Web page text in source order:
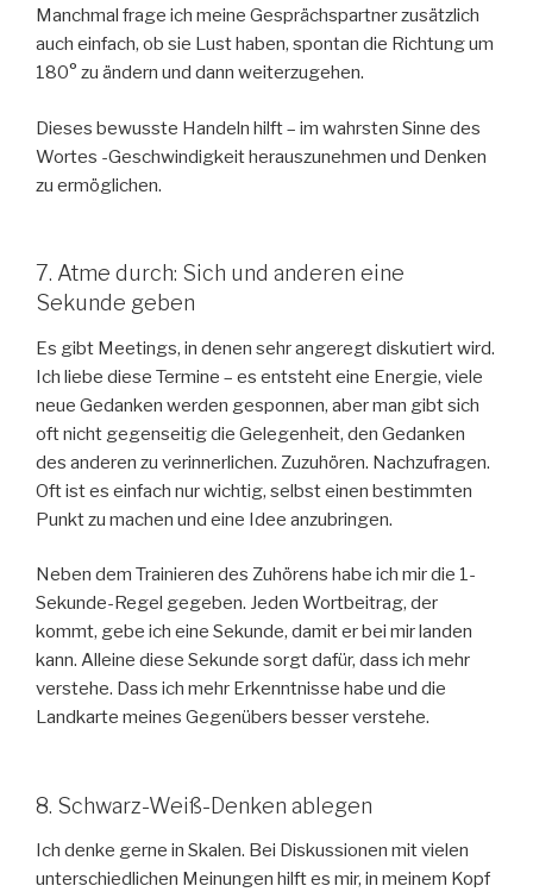
Manchmal frage ich meine Gesprächspartner zusätzlich
auch einfach, ob sie Lust haben, spontan die Richtung um
180° zu ändern und dann weiterzugehen.
Dieses bewusste Handeln hilft – im wahrsten Sinne des
Wortes -Geschwindigkeit herauszunehmen und Denken
zu ermöglichen.
7. Atme durch: Sich und anderen eine
Sekunde geben
Es gibt Meetings, in denen sehr angeregt diskutiert wird.
Ich liebe diese Termine – es entsteht eine Energie, viele
neue Gedanken werden gesponnen, aber man gibt sich
oft nicht gegenseitig die Gelegenheit, den Gedanken
des anderen zu verinnerlichen. Zuzuhören. Nachzufragen.
Oft ist es einfach nur wichtig, selbst einen bestimmten
Punkt zu machen und eine Idee anzubringen.
Neben dem Trainieren des Zuhörens habe ich mir die 1-
Sekunde-Regel gegeben. Jeden Wortbeitrag, der
kommt, gebe ich eine Sekunde, damit er bei mir landen
kann. Alleine diese Sekunde sorgt dafür, dass ich mehr
verstehe. Dass ich mehr Erkenntnisse habe und die
Landkarte meines Gegenübers besser verstehe.
8. Schwarz-Weiß-Denken ablegen
Ich denke gerne in Skalen. Bei Diskussionen mit vielen
unterschiedlichen Meinungen hilft es mir, in meinem Kopf